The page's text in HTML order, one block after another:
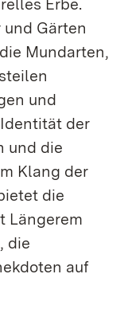
Erbe.
Gärten
Mundarten,
und
der
und die
Klang der
die
Längerem
die
auf